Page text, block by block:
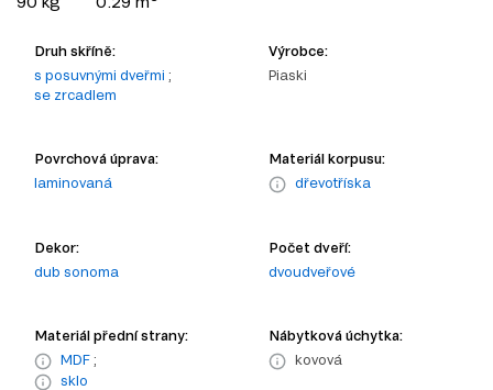
Druh skříně:
s posuvnými dveřmi ;
se zrcadlem
Výrobce:
Piaski
Povrchová úprava:
laminovaná
Materiál korpusu:
dřevotříska
Dekor:
dub sonoma
Počet dveří:
dvoudveřové
Materiál přední strany:
MDF ;
sklo
Nábytková úchytka:
kovová